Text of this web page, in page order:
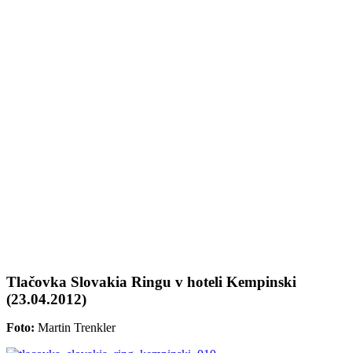
Tlačovka Slovakia Ringu v hoteli Kempinski
(23.04.2012)
Foto: Martin Trenkler